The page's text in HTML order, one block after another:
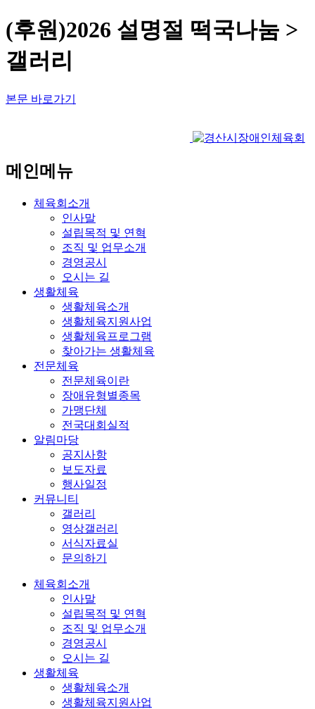
(후원)2026 설명절 떡국나눔 >
갤러리
본문 바로가기
메인메뉴
체육회소개
인사말
설립목적 및 연혁
조직 및 업무소개
경영공시
오시는 길
생활체육
생활체육소개
생활체육지원사업
생활체육프로그램
찾아가는 생활체육
전문체육
전문체육이란
장애유형별종목
가맹단체
전국대회실적
알림마당
공지사항
보도자료
행사일정
커뮤니티
갤러리
영상갤러리
서식자료실
문의하기
체육회소개
인사말
설립목적 및 연혁
조직 및 업무소개
경영공시
오시는 길
생활체육
생활체육소개
생활체육지원사업